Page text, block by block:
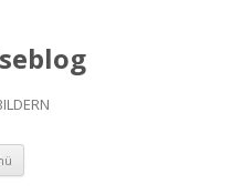
Zum
springen